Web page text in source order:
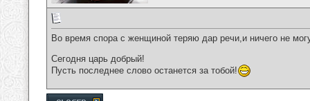
Во время спора с женщиной теряю дар речи,и ничего не
Сегодня царь добрый!
Пусть последнее слово останется за тобой!